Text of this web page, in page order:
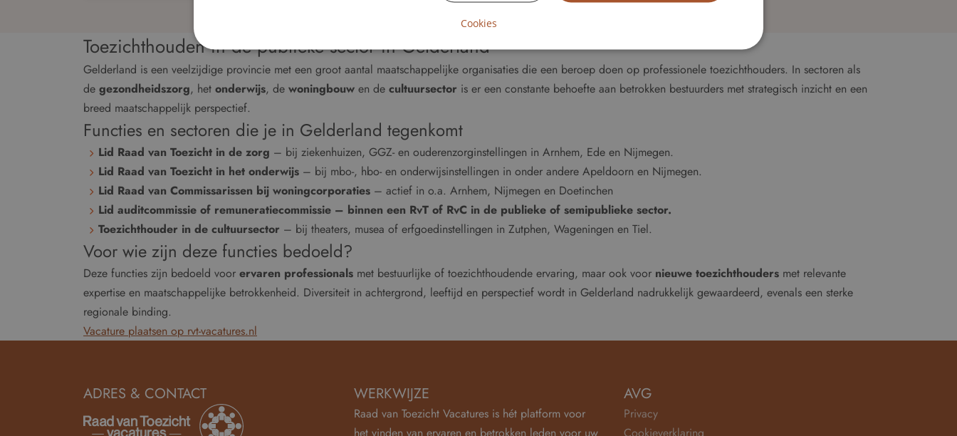
Toezichthouden in de publieke sector in Gelderland
Gelderland is een veelzijdige provincie met een groot aantal maatschappelijke organisaties die een beroep doen op professionele toezichthouders. In sectoren als
de gezondheidszorg, het onderwijs, de woningbouw en de cultuursector is er een constante behoefte aan betrokken bestuurders met strategisch inzicht en een
breed maatschappelijk perspectief.
Functies en sectoren die je in Gelderland tegenkomt
Lid Raad van Toezicht in de zorg – bij ziekenhuizen, GGZ- en ouderenzorginstellingen in Arnhem, Ede en Nijmegen.
Lid Raad van Toezicht in het onderwijs– bij mbo-, hbo- en onderwijsinstellingen in onder andere Apeldoorn en Nijmegen.
Lid Raad van Commissarissen bij woningcorporaties– actief in o.a. Arnhem, Nijmegen en Doetinchen
Lid auditcommissie of remuneratiecommissie– binnen een RvT of RvC in de publieke of semipublieke sector.
Toezichthouder in de cultuursector– bij theaters, musea of erfgoedinstellingen in Zutphen, Wageningen en Tiel.
Voor wie zijn deze functies bedoeld?
Deze functies zijn bedoeld voor ervaren professionals met bestuurlijke of toezichthoudende ervaring, maar ook voor nieuwe toezichthouders met relevante
expertise en maatschappelijke betrokkenheid. Diversiteit in achtergrond, leeftijd en perspectief wordt in Gelderland nadrukkelijk gewaardeerd, evenals een sterke
regionale binding.
Vacature plaatsen op rvt-vacatures.nl
ADRES & CONTACT WERKWIJZE
Raad van Toezicht Vacatures is hét platform voor
AVG
Privacy
Cookies